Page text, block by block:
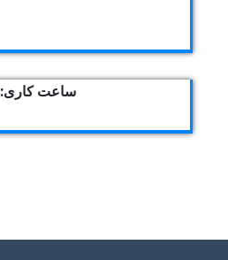
ساعت کاری: 8 صبح الی 12 شب